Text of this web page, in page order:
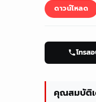
ดาวน์โหลด
โทรส
คุณสมบัติเ